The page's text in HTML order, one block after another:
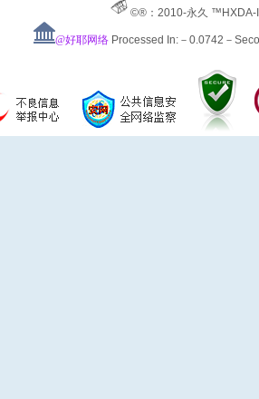
©®：2010-永久
@好耶网络 Processed In:－0.0742－